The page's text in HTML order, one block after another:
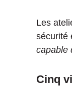
Les
sécurité
capable
Cinq